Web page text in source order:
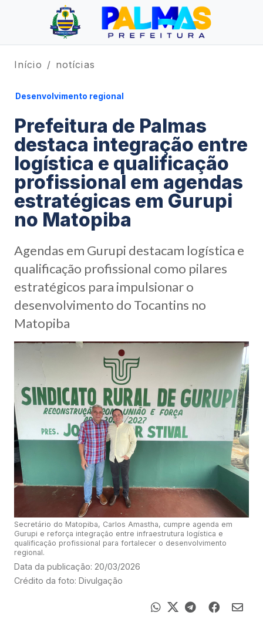
Início notícias
Desenvolvimento regional
Prefeitura de Palmas
destaca integração entre
logística e qualificação
profissional em agendas
estratégicas em Gurupi
no Matopiba
Agendas em Gurupi destacam logística e
qualificação profissional como pilares
estratégicos para impulsionar o
desenvolvimento do Tocantins no
Matopiba
Secretário do Matopiba, Carlos Amastha, cumpre agenda em
Gurupi e reforça integração entre infraestrutura logística e
qualificação profissional para fortalecer o desenvolvimento
regional.
Data da publicação: 20/03/2026
Crédito da foto: Divulgação